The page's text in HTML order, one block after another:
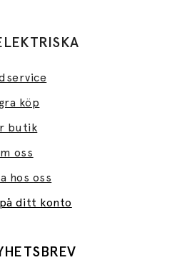
köp
butik
oss
hos oss
på ditt konto